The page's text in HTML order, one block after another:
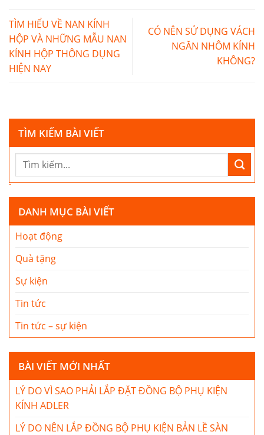
TÌM HIỂU VỀ NAN KÍNH
HỘP VÀ NHỮNG MẪU NAN
KÍNH HỘP THÔNG DỤNG
HIỆN NAY
CÓ NÊN SỬ DỤNG VÁCH
NGĂN NHÔM KÍNH
KHÔNG?
TÌM KIẾM BÀI VIẾT
DANH MỤC BÀI VIẾT
Hoạt động
Quà tặng
Sự kiện
Tin tức
Tin tức – sự kiện
BÀI VIẾT MỚI NHẤT
LÝ DO VÌ SAO PHẢI LẮP ĐẶT ĐỒNG BỘ PHỤ KIỆN
KÍNH ADLER
LÝ DO NÊN LẮP ĐỒNG BỘ PHỤ KIỆN BẢN LỀ SÀN